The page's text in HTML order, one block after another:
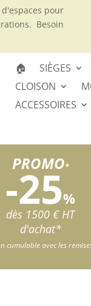
pour
Besoin
🏠 SIÈGES
CLOISON
ACCESSOIRES
PROMO*
-25%
dès 1500 € HT
d'achat*
cumulable avec les